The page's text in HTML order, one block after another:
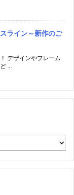
ライン～新作のご
デザインやフレーム
...